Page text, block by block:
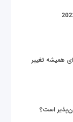
همیشه تغییر
است؟